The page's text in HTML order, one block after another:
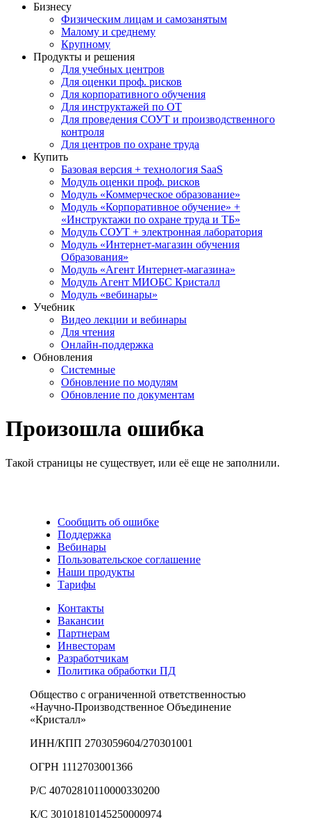
Бизнесу
Физическим лицам и самозанятым
Малому и среднему
Крупному
Продукты и решения
Для учебных центров
Для оценки проф. рисков
Для корпоративного обучения
Для инструктажей по ОТ
Для проведения СОУТ и производственного
контроля
Для центров по охране труда
Купить
Базовая версия + технология SaaS
Модуль оценки проф. рисков
Модуль «Коммерческое образование»
Модуль «Корпоративное обучение» +
«Инструктажи по охране труда и ТБ»
Модуль СОУТ + электронная лаборатория
Модуль «Интернет-магазин обучения
Образования»
Модуль «Агент Интернет-магазина»
Модуль Агент МИОБС Кристалл
Модуль «вебинары»
Учебник
Видео лекции и вебинары
Для чтения
Онлайн-поддержка
Обновления
Системные
Обновление по модулям
Обновление по документам
Произошла ошибка
Такой страницы не существует, или её еще не заполнили.
Сообщить об ошибке
Поддержка
Вебинары
Пользовательское соглашение
Наши продукты
Тарифы
Контакты
Вакансии
Партнерам
Инвесторам
Разработчикам
Политика обработки ПД
Общество с ограниченной ответственностью
«Научно-Производственное Объединение
«Кристалл»
ИНН/КПП 2703059604/270301001
ОГРН 1112703001366
Р/С 40702810110000330200
К/С 30101810145250000974